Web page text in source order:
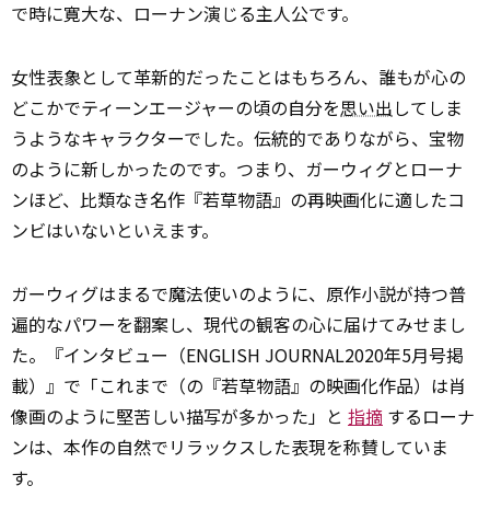
で時に寛大な、ローナン演じる主人公です。
女性表象として革新的だったことはもちろん、誰もが心の
どこかでティーンエージャーの頃の自分を思い出してしま
うようなキャラクターでした。伝統的でありながら、宝物
のように新しかったのです。つまり、ガーウィグとローナ
ンほど、比類なき名作『若草物語』の再映画化に適したコ
ンビはいないといえます。
ガーウィグはまるで魔法使いのように、原作小説が持つ普
遍的なパワーを翻案し、現代の観客の心に届けてみせまし
た。『インタビュー（ENGLISH JOURNAL2020年5月号掲
載）』で「これまで（の『若草物語』の映画化作品）は肖
像画のように堅苦しい描写が多かった」と 指摘 するローナ
ンは、本作の自然でリラックスした表現を称賛していま
す。